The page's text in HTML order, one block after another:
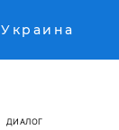
Украина
ДИАЛОГ